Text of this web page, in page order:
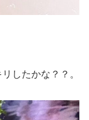
したかな？？。